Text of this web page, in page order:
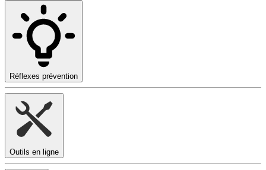
Réflexes prévention
Outils en ligne